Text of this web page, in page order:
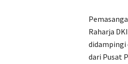
Raharja
didampingi
dari Pusat